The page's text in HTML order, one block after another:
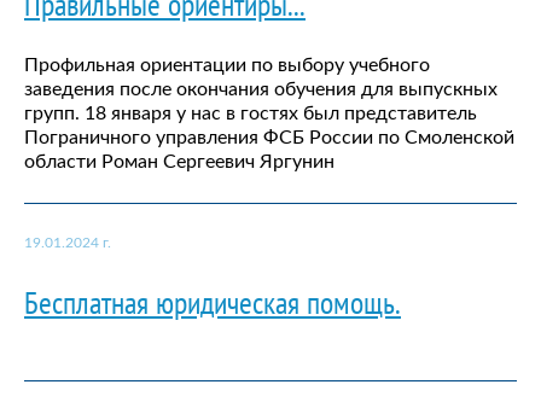
Профильная ориентации по выбору учебного
заведения после окончания обучения для выпускных
групп. 18 января у нас в гостях был представитель
Пограничного управления ФСБ России по Смоленской
области Роман Сергеевич Яргунин
19.01.2024 г.
Бесплатная юридическая помощь.